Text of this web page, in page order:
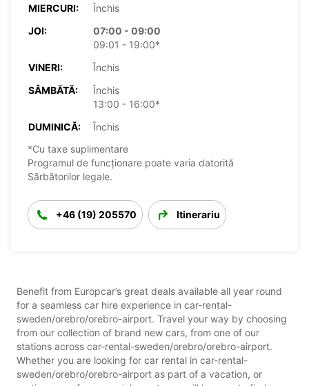
MIERCURI:
Închis
JOI:
07:00 - 09:00
09:01 - 19:00*
VINERI:
Închis
SÂMBĂTĂ:
Închis
13:00 - 16:00*
DUMINICĂ:
Închis
*Cu taxe suplimentare
Programul de funcționare poate varia datorită
Sărbătorilor legale.
+46 (19) 205570 Itinerariu
Benefit from Europcar’s great deals available all year round
for a seamless car hire experience in car-rental-
sweden/orebro/orebro-airport. Travel your way by choosing
from our collection of brand new cars, from one of our
stations across car-rental-sweden/orebro/orebro-airport.
Whether you are looking for car rental in car-rental-
sweden/orebro/orebro-airport as part of a vacation, or